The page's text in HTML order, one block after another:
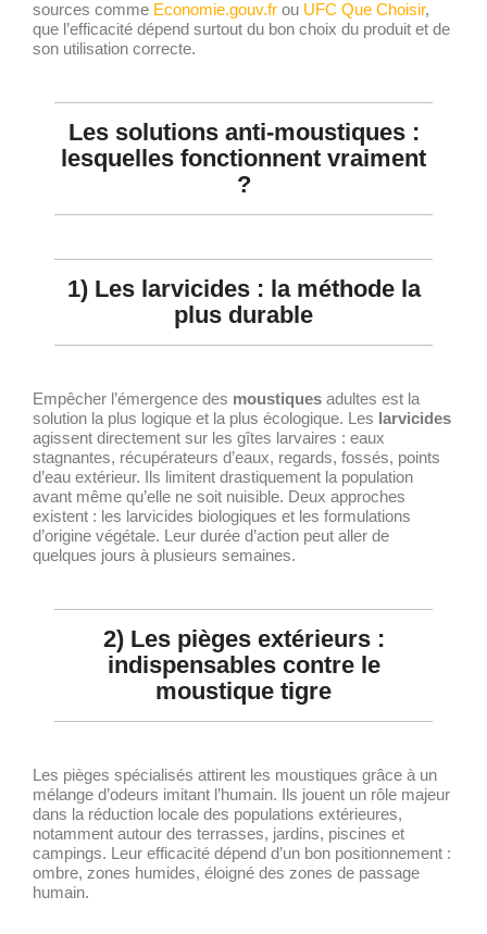
sources comme Economie.gouv.fr ou UFC Que Choisir,
que l’efficacité dépend surtout du bon choix du produit et de
son utilisation correcte.
Les solutions anti-moustiques :
lesquelles fonctionnent vraiment
?
1) Les larvicides : la méthode la
plus durable
Empêcher l’émergence des moustiques adultes est la
solution la plus logique et la plus écologique. Les larvicides
agissent directement sur les gîtes larvaires : eaux
stagnantes, récupérateurs d’eaux, regards, fossés, points
d’eau extérieur. Ils limitent drastiquement la population
avant même qu’elle ne soit nuisible. Deux approches
existent : les larvicides biologiques et les formulations
d’origine végétale. Leur durée d’action peut aller de
quelques jours à plusieurs semaines.
2) Les pièges extérieurs :
indispensables contre le
moustique tigre
Les pièges spécialisés attirent les moustiques grâce à un
mélange d’odeurs imitant l’humain. Ils jouent un rôle majeur
dans la réduction locale des populations extérieures,
notamment autour des terrasses, jardins, piscines et
campings. Leur efficacité dépend d’un bon positionnement :
ombre, zones humides, éloigné des zones de passage
humain.